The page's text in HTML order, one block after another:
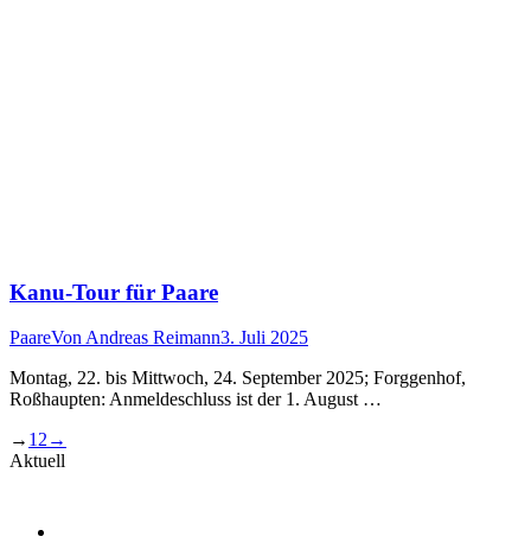
Kanu-Tour für Paare
PaareVon Andreas Reimann3. Juli 2025
Montag, 22. bis Mittwoch, 24. September 2025; Forggenhof,
Roßhaupten: Anmeldeschluss ist der 1. August …
→ 1 2 →
Aktuell